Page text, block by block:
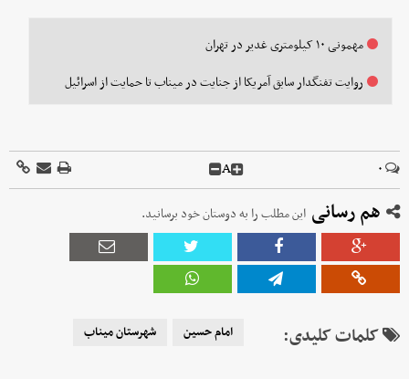
مهمونی ۱۰ کیلومتری غدیر در تهران
روایت تفنگدار سابق آمریکا از جنایت در میناب تا حمایت از اسرائیل
۰ A
هم رسانی این مطلب را به دوستان خود برسانید.
کلمات کلیدی: امام حسین شهرستان میناب